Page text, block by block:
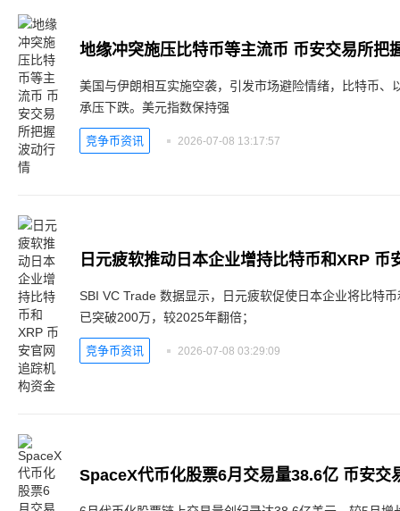
地缘冲突施压比特币等主流币 币安交易所把
美国与伊朗相互实施空袭，引发市场避险情绪，比特币、
承压下跌。美元指数保持强
竞争币资讯 2026-07-08 13:17:57
日元疲软推动日本企业增持比特币和XRP 币
SBI VC Trade 数据显示，日元疲软促使日本企业将比特
已突破200万，较2025年翻倍；
竞争币资讯 2026-07-08 03:29:09
SpaceX代币化股票6月交易量38.6亿 币安交